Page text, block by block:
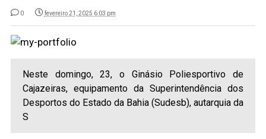
0 fevereiro 21, 2025 6:03 pm
Neste domingo, 23, o Ginásio Poliesportivo de
Cajazeiras, equipamento da Superintendência dos
Desportos do Estado da Bahia (Sudesb), autarquia da
S